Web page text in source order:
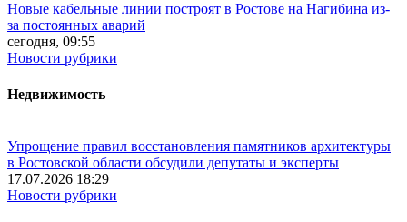
Новые кабельные линии построят в Ростове на Нагибина из-
за постоянных аварий
сегодня, 09:55
Новости рубрики
Недвижимость
Упрощение правил восстановления памятников архитектуры
в Ростовской области обсудили депутаты и эксперты
17.07.2026 18:29
Новости рубрики